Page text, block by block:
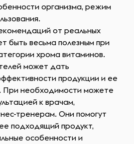
организма, режим
от реальных
быть весьма полезным при
хрома витаминов.
может дать
продукции и ее
При необходимости можете
к врачам,
тренерам. Они помогут
подходящий продукт,
особенности и